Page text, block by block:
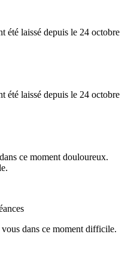
été laissé depuis le 24 octobre
été laissé depuis le 24 octobre
ce moment douloureux.
dans ce moment difficile.